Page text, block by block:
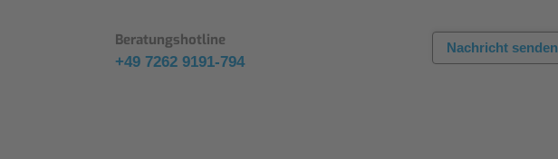
Beratungshotline
+49 7262 9191-794
Nachricht senden